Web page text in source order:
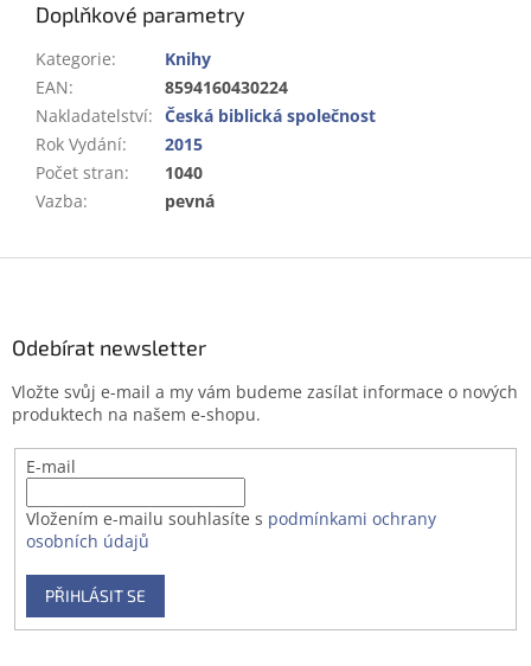
Doplňkové parametry
Kategorie:
Knihy
EAN:
8594160430224
Nakladatelství: Česká biblická společnost
Rok Vydání:
2015
Počet stran:
1040
Vazba: pevná
Odebírat newsletter
Vložte svůj e-mail a my vám budeme zasílat informace o nových
produktech na našem e-shopu.
E-mail
Vložením e-mailu souhlasíte s podmínkami ochrany
osobních údajů
PŘIHLÁSIT SE